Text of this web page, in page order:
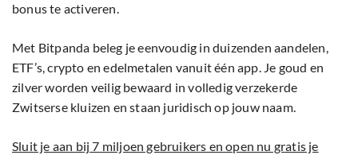
bonus te activeren.
Met Bitpanda beleg je eenvoudig in duizenden aandelen,
ETF’s, crypto en edelmetalen vanuit één app. Je goud en
zilver worden veilig bewaard in volledig verzekerde
Zwitserse kluizen en staan juridisch op jouw naam.
Sluit je aan bij 7 miljoen gebruikers en open nu gratis je